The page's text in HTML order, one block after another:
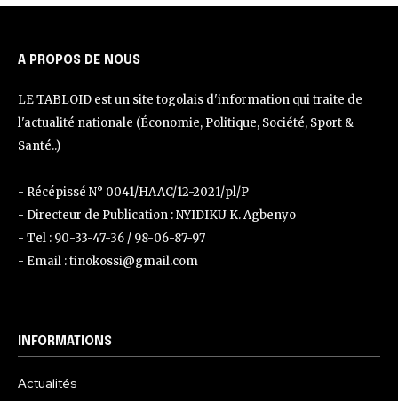
A PROPOS DE NOUS
LE TABLOID est un site togolais d'information qui traite de
l'actualité nationale (Économie, Politique, Société, Sport &
Santé..)
- Récépissé N° 0041/HAAC/12-2021/pl/P
- Directeur de Publication : NYIDIKU K. Agbenyo
- Tel : 90-33-47-36 / 98-06-87-97
- Email : tinokossi@gmail.com
INFORMATIONS
Actualités